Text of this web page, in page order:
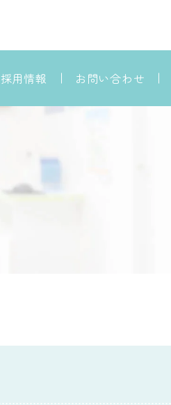
採用情報 お問い合わせ